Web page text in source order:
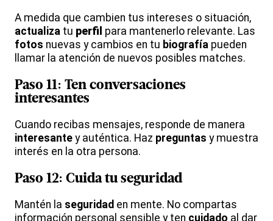
A medida que cambien tus intereses o situación,
actualiza tu perfil para mantenerlo relevante. Las
fotos nuevas y cambios en tu biografía pueden
llamar la atención de nuevos posibles matches.
Paso 11: Ten conversaciones
interesantes
Cuando recibas mensajes, responde de manera
interesante y auténtica. Haz preguntas y muestra
interés en la otra persona.
Paso 12: Cuida tuseguridad
Mantén la seguridad en mente. No compartas
información personal sensible y ten cuidado al dar